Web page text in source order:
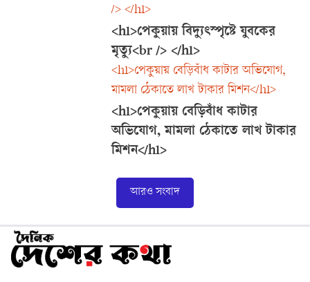
/> </h1>
<h1>পেকুয়ায় বিদ্যুৎস্পৃষ্টে যুবকের
মৃত্যু<br /> </h1>
<h1>পেকুয়ায় বেড়িবাঁধ কাটার অভিযোগ,
মামলা ঠেকাতে লাখ টাকার মিশন</h1>
<h1>পেকুয়ায় বেড়িবাঁধ কাটার
অভিযোগ, মামলা ঠেকাতে লাখ টাকার
মিশন</h1>
আরও সংবাদ